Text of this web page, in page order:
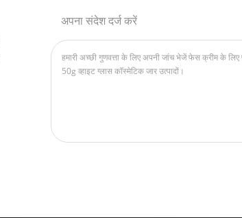
अपना संदेश दर्ज करें